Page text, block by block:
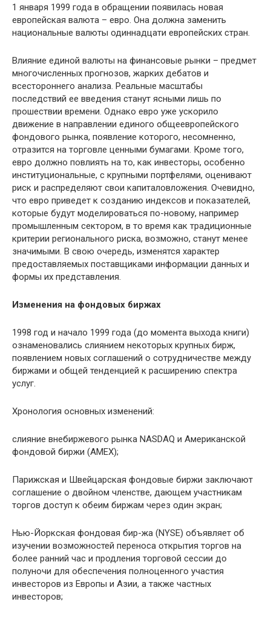
1 января 1999 года в обращении появилась новая
европейская валюта – евро. Она должна заменить
национальные валюты одиннадцати европейских стран.
Влияние единой валюты на финансовые рынки – предмет
многочисленных прогнозов, жарких дебатов и
всестороннего анализа. Реальные масштабы
последствий ее введения станут ясными лишь по
прошествии времени. Однако евро уже ускорило
движение в направлении единого общеевропейского
фондового рынка, появление которого, несомненно,
отразится на торговле ценными бумагами. Кроме того,
евро должно повлиять на то, как инвесторы, особенно
институциональные, с крупными портфелями, оценивают
риск и распределяют свои капиталовложения. Очевидно,
что евро приведет к созданию индексов и показателей,
которые будут моделироваться по-новому, например
промышленным сектором, в то время как традиционные
критерии регионального риска, возможно, станут менее
значимыми. В свою очередь, изменятся характер
предоставляемых поставщиками информации данных и
формы их представления.
Изменения на фондовых биржах
1998 год и начало 1999 года (до момента выхода книги)
ознаменовались слиянием некоторых крупных бирж,
появлением новых соглашений о сотрудничестве между
биржами и общей тенденцией к расширению спектра
услуг.
Хронология основных изменений:
слияние внебиржевого рынка NASDAQ и Американской
фондовой биржи (AMEX);
Парижская и Швейцарская фондовые биржи заключают
соглашение о двойном членстве, дающем участникам
торгов доступ к обеим биржам через один экран;
Нью-Йоркская фондовая бир-жа (NYSE) объявляет об
изучении возможностей переноса открытия торгов на
более ранний час и продления торговой сессии до
полуночи для обеспечения полноценного участия
инвесторов из Европы и Азии, а также частных
инвесторов;